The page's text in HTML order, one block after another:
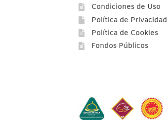
Condiciones de Uso
Política de Privacidad
Política de Cookies
Fondos Públicos